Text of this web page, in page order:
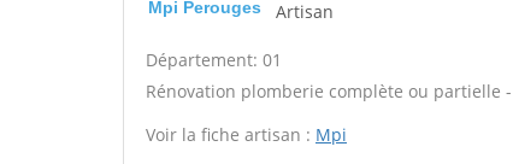
Mpi Perouges Artisan
Département: 01
Rénovation plomberie complète ou partielle -
Voir la fiche artisan : Mpi